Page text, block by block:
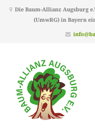
Die Baum-Allianz Augsburg
(UmwRG) in Bayern